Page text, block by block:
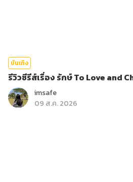
บันเทิง
รีวิวซีรีส์เรื่อง รักษ์ To Love and
imsafe
09 ส.ค. 2026